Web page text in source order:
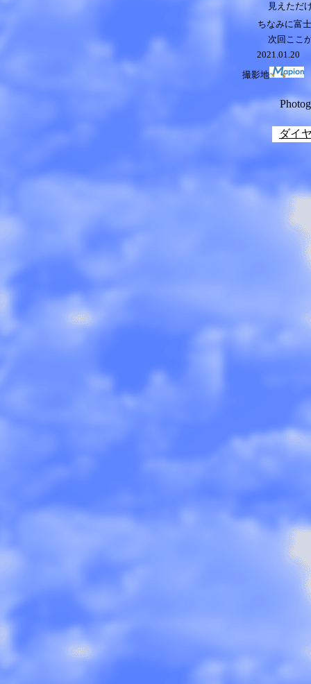
見えただ
ちなみに富
次回ここ
2021.01.20
撮影地
ダイ